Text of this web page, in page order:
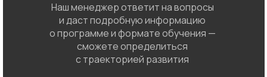
Наш менеджер ответит на вопросы
и даст подробную информацию
о программе и формате обучения —
сможете определиться
с траекторией развития